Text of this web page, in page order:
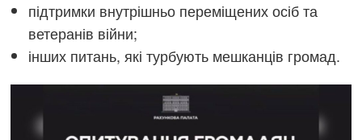
підтримки внутрішньо переміщених осіб та
ветеранів війни;
інших питань, які турбують мешканців громад.